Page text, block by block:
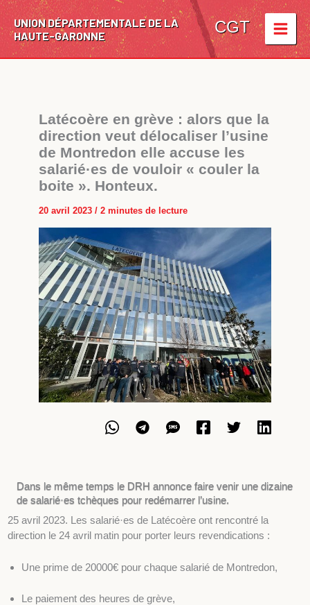
Aller
contenu
UNION DÉPARTEMENTALE DE LA
HAUTE-GARONNE
CGT
Latécoère en grève : alors que la
direction veut délocaliser l’usine
de Montredon elle accuse les
salarié·es de vouloir « couler la
boite ». Honteux.
20 avril 2023/2 minutes de lecture
Dans le même temps le DRH annonce faire venir une dizaine
de salarié·es tchèques pour redémarrer l’usine.
25 avril 2023. Les salarié·es de Latécoère ont rencontré la
direction le 24 avril matin pour porter leurs revendications :
Une prime de 20000€ pour chaque salarié de Montredon,
Le paiement des heures de grève,